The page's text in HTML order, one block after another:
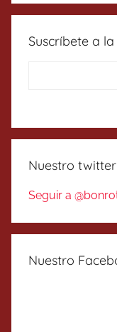
Suscríbete a
Nuestro twitter
Seguir a
Nuestro